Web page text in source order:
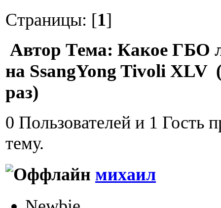
Страницы: [1]
Автор Тема: Какое ГБО
на SsangYong Tivoli XLV
раз)
0 Пользователей и 1 Гость
тему.
михаил